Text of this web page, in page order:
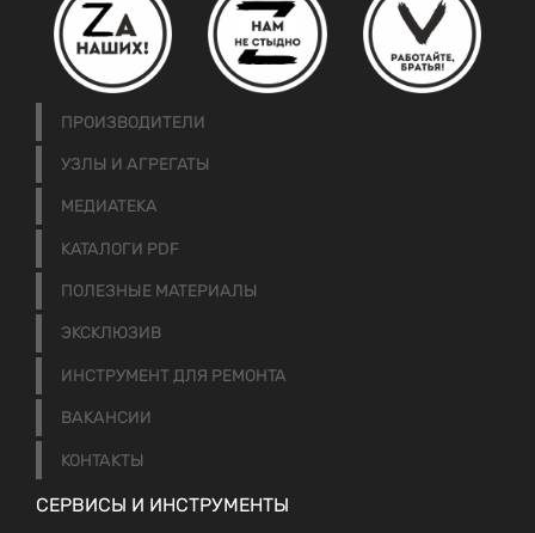
ПРОИЗВОДИТЕЛИ
УЗЛЫ И АГРЕГАТЫ
МЕДИАТЕКА
КАТАЛОГИ PDF
ПОЛЕЗНЫЕ МАТЕРИАЛЫ
ЭКСКЛЮЗИВ
ИНСТРУМЕНТ ДЛЯ РЕМОНТА
ВАКАНСИИ
КОНТАКТЫ
СЕРВИСЫ И ИНСТРУМЕНТЫ